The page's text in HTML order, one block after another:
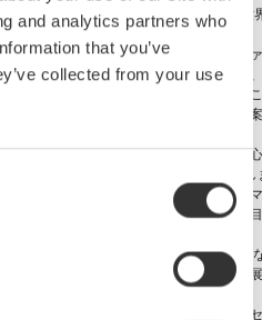
and analytics partners who
that you’ve
collected from your use
化“をテーマに「つながるものづくり」の世
ます。
展コンセプトではバリューチェーン、フ
プライチェーンをスマート化してつなぎ
情報を収集・解析して改善サイクルを回す
お客様ビジネス価値の最大化」の実現を提
は、「スマートバリューチェーン」を中
像から、8つのテーマで展示ゾーンを構成し
た、ソリューションと製品を大きく壁面に
、お客様の課題を改善する一連の流れを一
、IoT、AI、クラウドなどの最新技術だけで
製品を体験し「わくわく」できるコーナー
測は、新製品のマルチファンクションプロ